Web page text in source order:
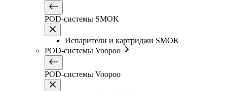
POD-системы SMOK
Испарители и картриджи SMOK
POD-системы Voopoo
POD-системы Voopoo